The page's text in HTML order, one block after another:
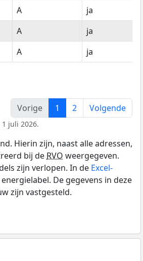
A
ja
A
ja
A ja
Vorige
1 2 Volgende
juli 2026.
Hierin zijn, naast alle adressen,
bij de RVO weergegeven.
zijn verlopen. In de Excel-
De gegevens in deze
zijn vastgesteld.